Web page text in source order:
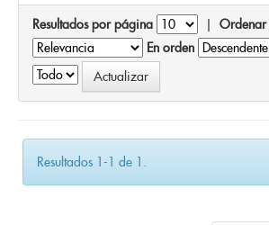
Resultados por página |
En orden
Resultados 1-1 de 1.